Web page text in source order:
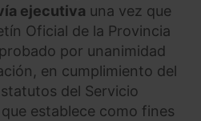
ejecutiva una vez que
Oficial de la Provincia
por unanimidad
en cumplimiento del
del Servicio
establece como fines